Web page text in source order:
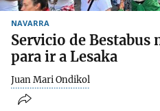
NAVARRA
Servicio de Bestabus
para ir a Lesaka
Juan Mari Ondikol